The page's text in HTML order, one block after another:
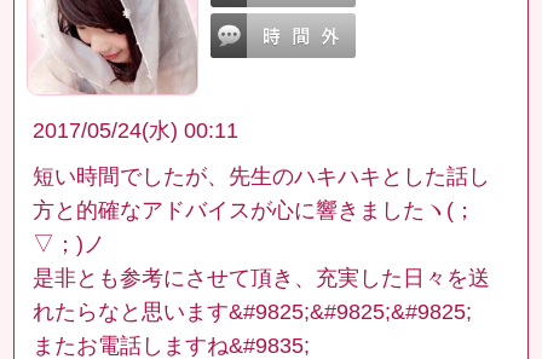
2017/05/24(水) 00:11
短い時間でしたが、先生のハキハキとした話し
方と的確なアドバイスが心に響きましたヽ(；
▽；)ノ
是非とも参考にさせて頂き、充実した日々を送
れたらなと思います&#9825;&#9825;&#9825;
またお電話しますね&#9835;